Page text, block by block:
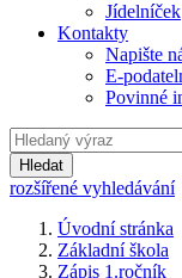
Jídelníček
Kontakty
Napište
E-
Povinné
Hledat
rozšířené vyhledávání
Úvodní stránka
Základní škola
Zápis 1.ročník